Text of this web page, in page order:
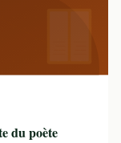
du poète